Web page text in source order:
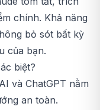
chính. Khả năng
bỏ sót bất kỳ
của bạn.
biệt?
và ChatGPT nằm
an toàn.